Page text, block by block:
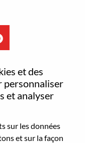
et des
personnaliser
et analyser
sur les données
et sur la façon
your